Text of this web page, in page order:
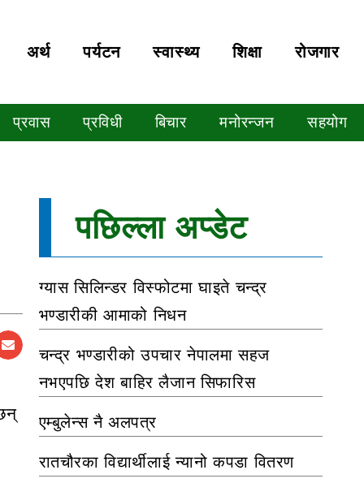
अर्थ पर्यटन स्वास्थ्य शिक्षा रोजगार
प्रवास प्रविधी बिचार मनोरन्जन सहयोग
पछिल्ला अप्डेट
ग्यास सिलिन्डर विस्फोटमा घाइते चन्द्र
भण्डारीकी आमाको निधन
चन्द्र भण्डारीको उपचार नेपालमा सहज
नभएपछि देश बाहिर लैजान सिफारिस
एम्बुलेन्स नै अलपत्र
रातचौरका विद्यार्थीलाई न्यानो कपडा वितरण